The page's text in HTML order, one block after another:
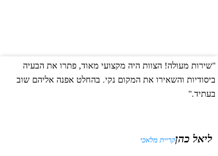
מעולה! הצוות היה מקצועי מאוד, פתרו את הבעיה
והשאירו את המקום נקי. בהחלט אפנה אליהם שוב
ליאל כהןקריית מלאכי